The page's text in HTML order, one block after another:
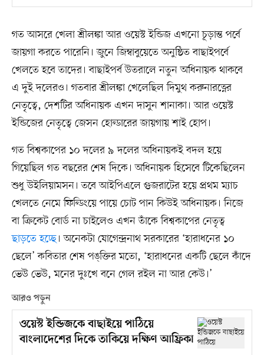
গত আসরে খেলা শ্রীলঙ্কা আর ওয়েস্ট ইন্ডিজ এখনো চূড়ান্ত পর্বে
জায়গা করতে পারেনি। জুনে জিম্বাবুয়েতে অনুষ্ঠিত বাছাইপর্বে
খেলতে হবে তাদের। বাছাইপর্ব উতরালে নতুন অধিনায়ক থাকবে
এ দুই দলেরও। গতবার শ্রীলঙ্কা খেলেছিল দিমুথ করুনারত্নের
নেতৃত্বে, দেশটির অধিনায়ক এখন দাসুন শানাকা। আর ওয়েস্ট
ইন্ডিজের নেতৃত্বে জেসন হোল্ডারের জায়গায় শাই হোপ।
গত বিশ্বকাপের ১০ দলের ৯ দলের অধিনায়কই বদল হয়ে
গিয়েছিল গত বছরের শেষ দিকে। অধিনায়ক হিসেবে টিকেছিলেন
শুধু উইলিয়ামসন। তবে আইপিএলে গুজরাটের হয়ে প্রথম ম্যাচ
খেলতে নেমে ফিল্ডিংয়ে পায়ে চোট পান কিউই অধিনায়ক। নিজে
বা ক্রিকেট বোর্ড না চাইলেও এখন তাঁকে বিশ্বকাপের নেতৃত্ব
ছাড়তে হচ্ছে। অনেকটা যোগেন্দ্রনাথ সরকারের ‘হারাধনের ১০
ছেলে’ কবিতার শেষ পঙ্‌ক্তির মতো, ‘হারাধনের একটি ছেলে কাঁদে
ভেউ ভেউ, মনের দুঃখে বনে গেল রইল না আর কেউ।’
আরও পড়ুন
ওয়েস্ট ইন্ডিজকে বাছাইয়ে পাঠিয়ে
বাংলাদেশের দিকে তাকিয়ে দক্ষিণ আফ্রিকা